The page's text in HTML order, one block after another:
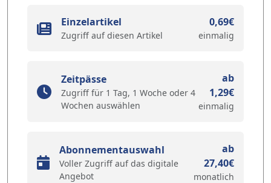
Einzelartikel
Zugriff auf diesen Artikel
0,69€
einmalig
Zeitpässe
Zugriff für 1 Tag, 1 Woche oder 4
Wochen auswählen
ab
1,29€
einmalig
Abonnementauswahl
Voller Zugriff auf das digitale
Angebot
ab
27,40€
monatlich